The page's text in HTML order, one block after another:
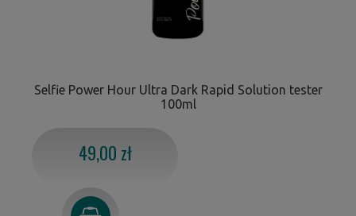
Selfie Power Hour Ultra Dark Rapid Solution tester
100ml
49,00 zł